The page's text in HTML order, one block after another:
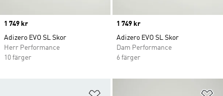
Price
1 749 kr
Adizero EVO SL Skor
Herr Performance
10 färger
Price
1 749 kr
Adizero EVO SL Skor
Dam Performance
6 färger